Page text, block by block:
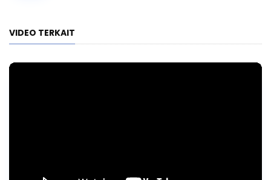
VIDEO TERKAIT